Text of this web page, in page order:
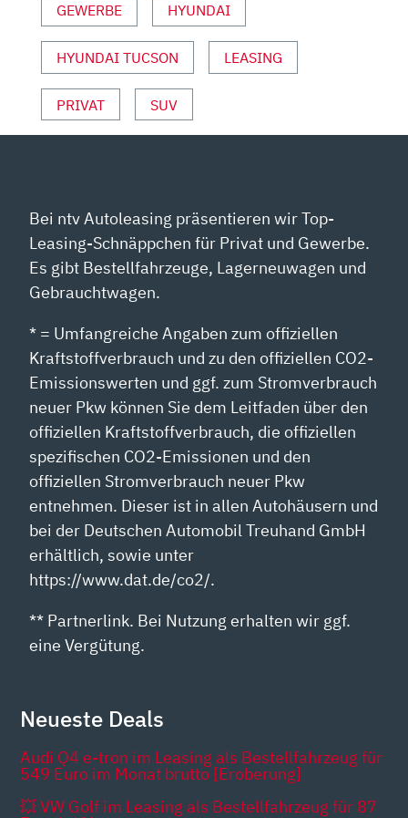
GEWERBE HYUNDAI
HYUNDAI TUCSON LEASING
PRIVAT SUV
Bei ntv Autoleasing präsentieren wir Top-
Leasing-Schnäppchen für Privat und Gewerbe.
Es gibt Bestellfahrzeuge, Lagerneuwagen und
Gebrauchtwagen.
* = Umfangreiche Angaben zum offiziellen
Kraftstoffverbrauch und zu den offiziellen CO2-
Emissionswerten und ggf. zum Stromverbrauch
neuer Pkw können Sie dem Leitfaden über den
offiziellen Kraftstoffverbrauch, die offiziellen
spezifischen CO2-Emissionen und den
offiziellen Stromverbrauch neuer Pkw
entnehmen. Dieser ist in allen Autohäusern und
bei der Deutschen Automobil Treuhand GmbH
erhältlich, sowie unter
https://www.dat.de/co2/.
** Partnerlink. Bei Nutzung erhalten wir ggf.
eine Vergütung.
Neueste Deals
Audi Q4 e-tron im Leasing als Bestellfahrzeug für
549 Euro im Monat brutto [Eroberung]
💥 VW Golf im Leasing als Bestellfahrzeug für 87